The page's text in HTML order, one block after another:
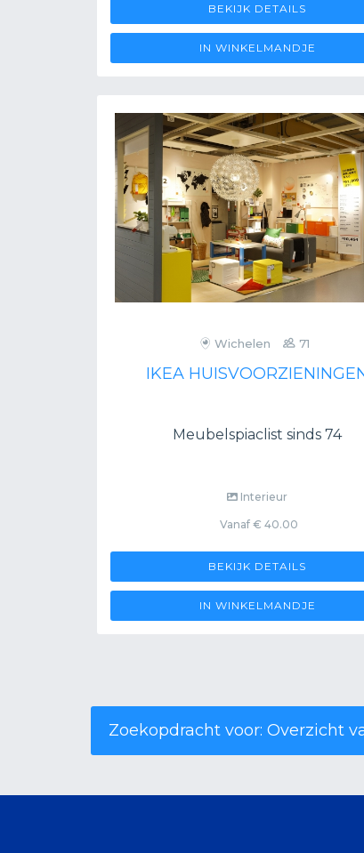
BEKIJK DETAILS
IN WINKELMANDJE
Wichelen 71
IKEA
Meubelspiaclist sinds 74
Interieur
Vanaf € 40.00
BEKIJK DETAILS
IN WINKELMANDJE
Zoekopdracht voor: Overzicht